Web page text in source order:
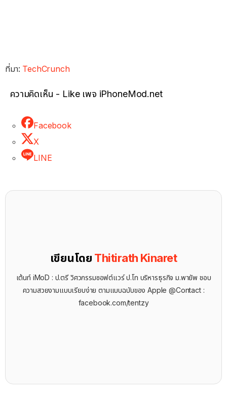
ที่มา: TechCrunch
ความคิดเห็น - Like เพจ iPhoneMod.net
Facebook
X
LINE
เขียนโดย Thitirath Kinaret
เต้นท์ iMoD : ป.ตรี วิศวกรรมซอฟต์แวร์ ป.โท บริหารธุรกิจ ม.พายัพ ชอบ
ความสวยงามแบบเรียบง่าย ตามแบบฉบับของ Apple @Contact :
facebook.com/tentzy